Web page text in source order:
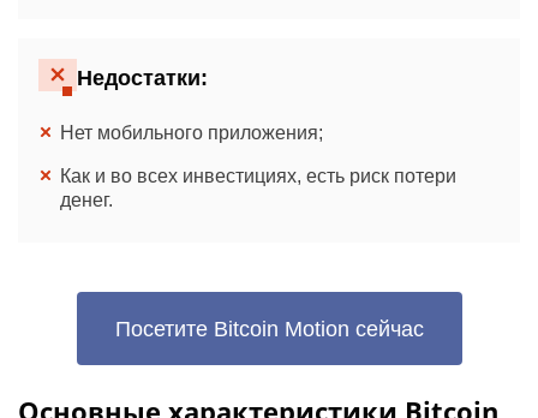
Недостатки:
Нет мобильного приложения;
Как и во всех инвестициях, есть риск потери
денег.
Посетите Bitcoin Motion сейчас
Основные характеристики Bitcoin